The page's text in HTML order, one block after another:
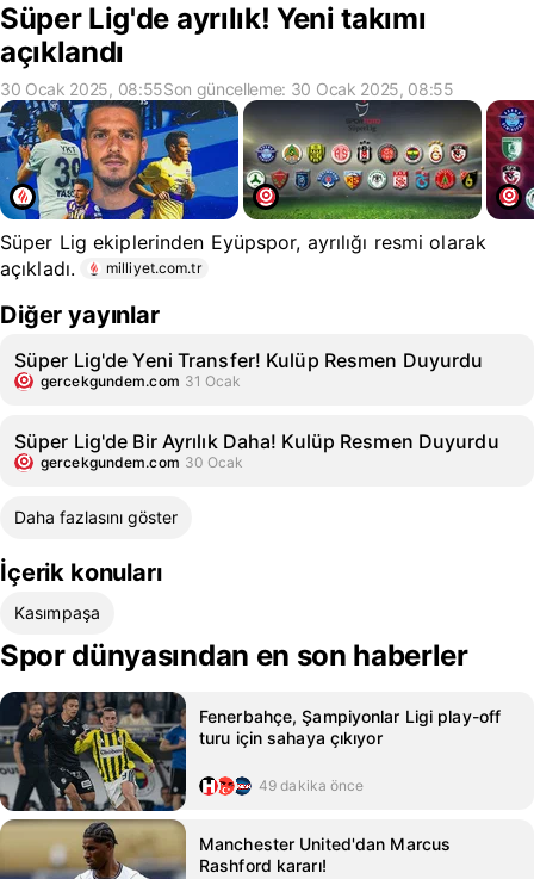
Süper Lig'de ayrılık! Yeni takımı
açıklandı
30 Ocak 2025, 08:55Son güncelleme: 30 Ocak 2025, 08:55
Süper Lig ekiplerinden Eyüpspor, ayrılığı resmi olarak
açıkladı.
milliyet.com.tr
Diğer yayınlar
Süper Lig'de Yeni Transfer! Kulüp Resmen Duyurdu
gercekgundem.com 31 Ocak
Süper Lig'de Bir Ayrılık Daha! Kulüp Resmen Duyurdu
gercekgundem.com 30 Ocak
Daha fazlasını göster
İçerik konuları
Kasımpaşa
Spor dünyasından en son haberler
Fenerbahçe, Şampiyonlar Ligi play-off
turu için sahaya çıkıyor
49 dakika önce
Manchester United'dan Marcus
Rashford kararı!